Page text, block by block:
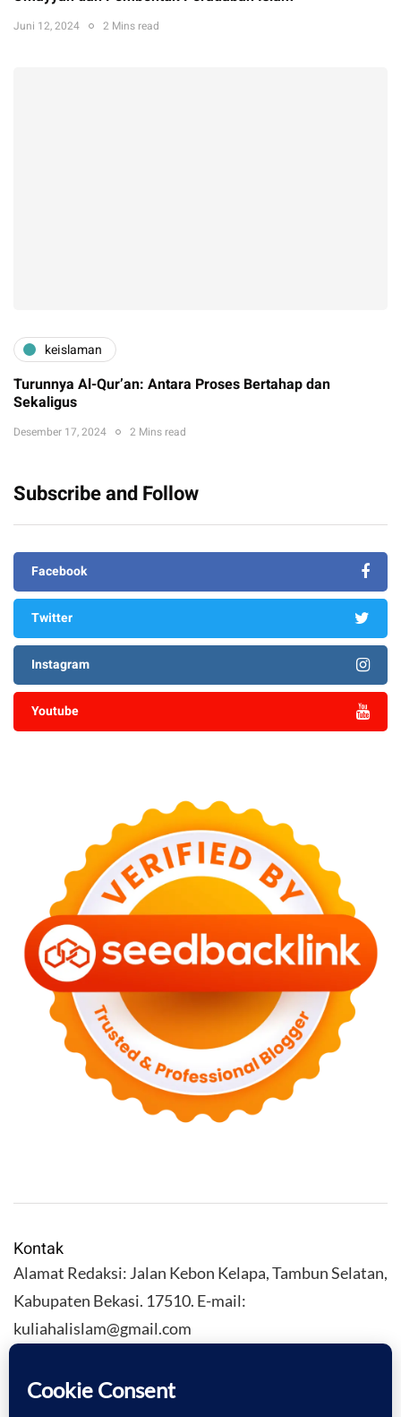
Juni 12, 2024 2 Mins read
keislaman
Turunnya Al-Qur’an: Antara Proses Bertahap dan
Sekaligus
Desember 17, 2024 2 Mins read
Subscribe and Follow
Facebook
Twitter
Instagram
Youtube
Kontak
Alamat Redaksi: Jalan Kebon Kelapa, Tambun Selatan,
Kabupaten Bekasi. 17510. E-mail:
kuliahalislam@gmail.com